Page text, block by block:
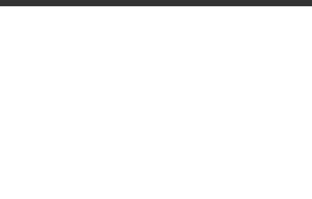
【画像】 セブンイレブン、ついに神商品を販売